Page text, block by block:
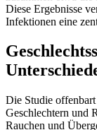
Diese Ergebnisse
Infektionen eine
Die Studie
Geschlechtern und
Rauchen und